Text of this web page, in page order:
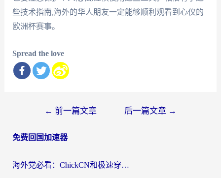
些技术指南,海外的华人朋友一定能够顺利观看到心仪的
欧洲杯赛事。
Spread the love
导
← 前一篇文章 后一篇文章 →
免费回国加速器
海外党必看：ChickCN和极速穿梭VPN好用吗？3招教你选对回国加速器无缝刷国内资源